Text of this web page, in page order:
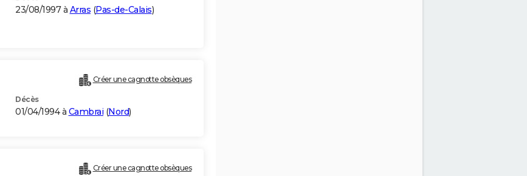
23/08/1997 à Arras (Pas-de-Calais)
Créer une cagnotte obsèques
Décès
01/04/1994 à Cambrai (Nord)
Créer une cagnotte obsèques